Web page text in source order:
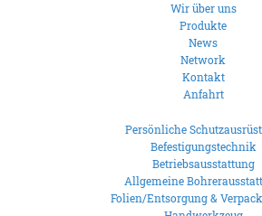
Wir über uns
Produkte
News
Network
Kontakt
Anfahrt
Persönliche
Befestigungstechnik
Betriebsausstattung
Allgemeine
Folien/Entsorgung &